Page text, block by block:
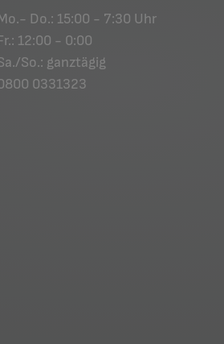
Do.: 15:00 - 7:30 Uhr
12:00 - 0:00
So.: ganztägig
0331323